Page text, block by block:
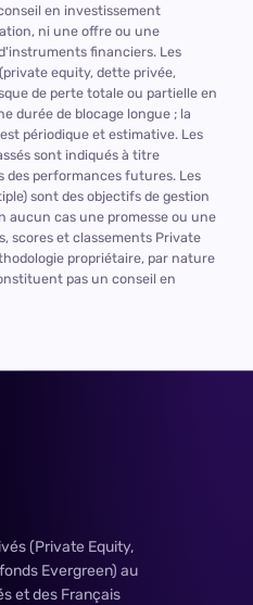
en investissement
ni une offre ou une
financiers. Les
equity, dette privée,
de perte totale ou partielle en
durée de blocage longue ; la
périodique et estimative. Les
sont indiqués à titre
performances futures. Les
sont des objectifs de gestion
cas une promesse ou une
scores et classements Private
propriétaire, par nature
pas un conseil en
(Private Equity,
Evergreen) au
et des Français